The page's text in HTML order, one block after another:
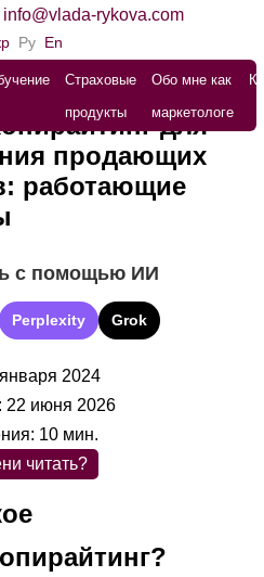
info@vlada-rykova.com
Ру En
Страховые
продукты
Обо мне как
маркетологе
для
продающих
работающие
с помощью ИИ
Perplexity Grok
2024
22 июня 2026
читать?
10 мин.